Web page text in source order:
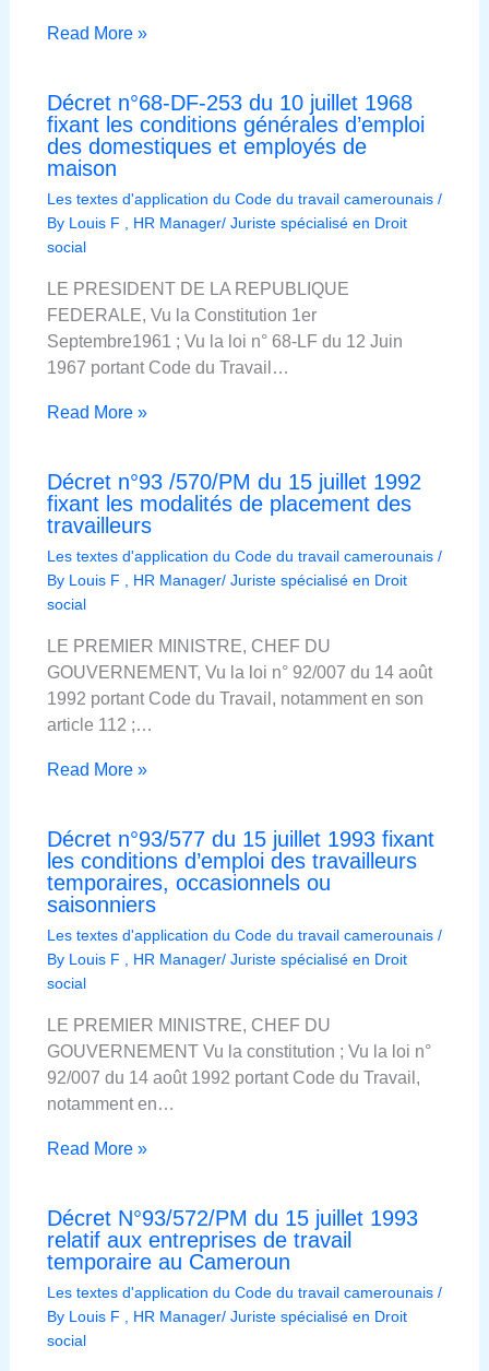
Read More »
Décret n°68-DF-253 du 10 juillet 1968
fixant les conditions générales d’emploi
des domestiques et employés de
maison
Les textes d'application du Code du travail camerounais/
By Louis F , HR Manager/ Juriste spécialisé en Droit
social
LE PRESIDENT DE LA REPUBLIQUE
FEDERALE, Vu la Constitution 1er
Septembre1961 ; Vu la loi n° 68-LF du 12 Juin
1967 portant Code du Travail…
Read More »
Décret n°93 /570/PM du 15 juillet 1992
fixant les modalités de placement des
travailleurs
Les textes d'application du Code du travail camerounais/
By Louis F , HR Manager/ Juriste spécialisé en Droit
social
LE PREMIER MINISTRE, CHEF DU
GOUVERNEMENT, Vu la loi n° 92/007 du 14 août
1992 portant Code du Travail, notamment en son
article 112 ;…
Read More »
Décret n°93/577 du 15 juillet 1993 fixant
les conditions d’emploi des travailleurs
temporaires, occasionnels ou
saisonniers
Les textes d'application du Code du travail camerounais/
By Louis F , HR Manager/ Juriste spécialisé en Droit
social
LE PREMIER MINISTRE, CHEF DU
GOUVERNEMENT Vu la constitution ; Vu la loi n°
92/007 du 14 août 1992 portant Code du Travail,
notamment en…
Read More »
Décret N°93/572/PM du 15 juillet 1993
relatif aux entreprises de travail
temporaire au Cameroun
Les textes d'application du Code du travail camerounais/
By Louis F , HR Manager/ Juriste spécialisé en Droit
social